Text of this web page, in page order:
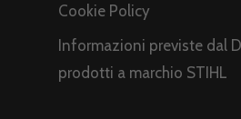
Cookie Policy
Informazioni previste dal
prodotti a marchio STIHL